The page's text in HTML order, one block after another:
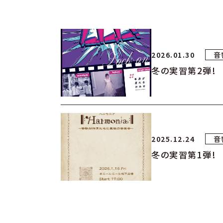
2026.01.30
冬の実習第2弾!
2025.12.24
冬の実習第1弾!